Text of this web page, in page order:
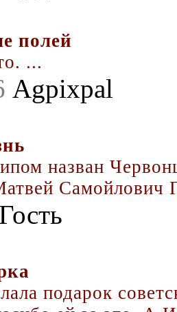
полей
...
Agpixpal
назван
Самойлович
Гость
подарок